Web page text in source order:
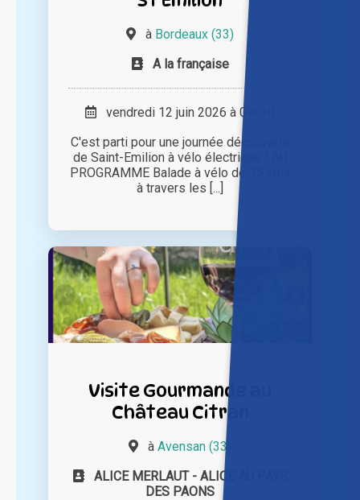
à Bordeaux (33)
A la française
vendredi 12 juin 2026 à 09h30
C'est parti pour une journée découverte
de Saint-Emilion à vélo électrique ! AU
PROGRAMME Balade à vélo de 15 kms
à travers les [...]
Visite Gourmande au
Château Citran
à Avensan (33)
ALICE MERLAUT - ALICE AU PAYS
DES PAONS